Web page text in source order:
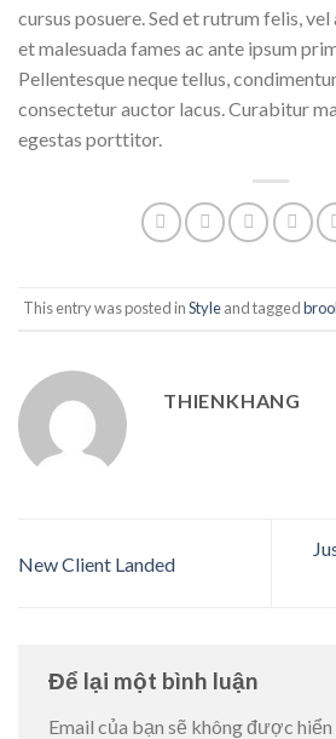
cursus posuere. Sed et rutrum felis,
et malesuada fames ac ante ipsum
Pellentesque neque tellus,
consectetur auctor lacus. Curabitur
egestas porttitor.
This entry was posted inStyleand tagged
THIENKHANG
New Client Landed
Để lại một bình luận
Email của bạn sẽ không được